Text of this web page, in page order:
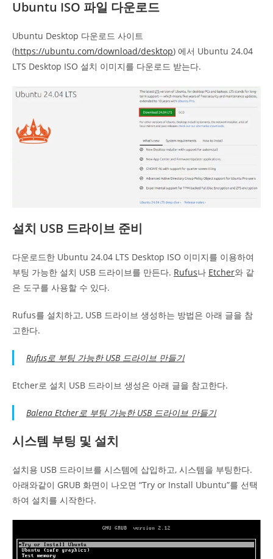
Ubuntu ISO 파일 다운로드
Ubuntu Desktop 다운로드 사이트
(https://ubuntu.com/download/desktop) 에서 Ubuntu 24.04
LTS Desktop ISO 설치 이미지를 다운로드 받는다.
설치 USB 드라이브 준비
다운로드한 Ubuntu 24.04 LTS Desktop ISO 이미지를 이용하여
부팅 가능한 설치 USB 드라이브를 만든다. Rufus나 Etcher와 같
은 도구를 사용할 수 있다.
Rufus를 설치하고, USB 드라이브 생성하는 방법은 아래 글을 참
고한다.
Rufus로 부팅 가능한 USB 드라이브 만들기
Etcher로 설치 USB 드라이브 생성은 아래 글을 참고한다.
Balena Etcher로 부팅 가능한 USB 드라이브 만들기
시스템 부팅 및 설치
설치용 USB 드라이브를 시스템에 삽입하고, 시스템을 부팅한다.
아래와같이 GRUB 화면이 나오면 “Try or Install Ubuntu”를 선택
하여 설치를 시작한다.